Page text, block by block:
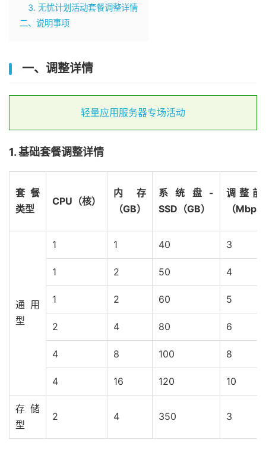
3. 无忧计划活动套餐调整详情
二、说明事项
一、调整详情
轻量应用服务器专场活动
1. 基础套餐调整详情
套餐
类型
CPU（核）
内存
（GB）
系统盘-
SSD（GB）
调整前
（Mbps
通用
型
1 1 40 3
1 2 50 4
1 2 60 5
2 4 80 6
4 8 100 8
4 16 120 10
存储
型
2 4 350 3